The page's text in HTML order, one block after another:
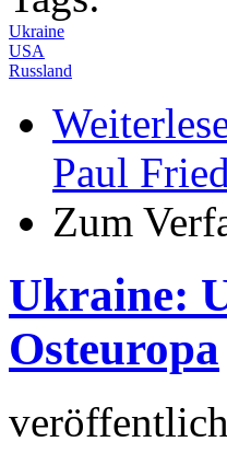
Ukraine
USA
Russland
Paul
Zum
Ukraine:
Osteuropa